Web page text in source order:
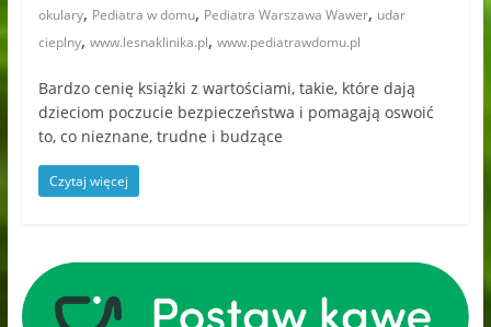
okulary, Pediatra w domu, Pediatra Warszawa Wawer, udar
cieplny, www.lesnaklinika.pl, www.pediatrawdomu.pl
Bardzo cenię książki z wartościami, takie, które dają
dzieciom poczucie bezpieczeństwa i pomagają oswoić
to, co nieznane, trudne i budzące
Czytaj więcej